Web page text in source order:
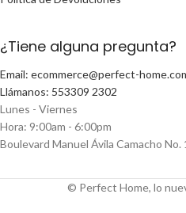
¿Tiene alguna pregunta?
Email: ecommerce@perfect-
Llámanos: 553309 2302
Lunes - Viernes
Hora: 9:00am - 6:00pm
Boulevard Manuel Ávila Camacho
© Perfect Home, lo